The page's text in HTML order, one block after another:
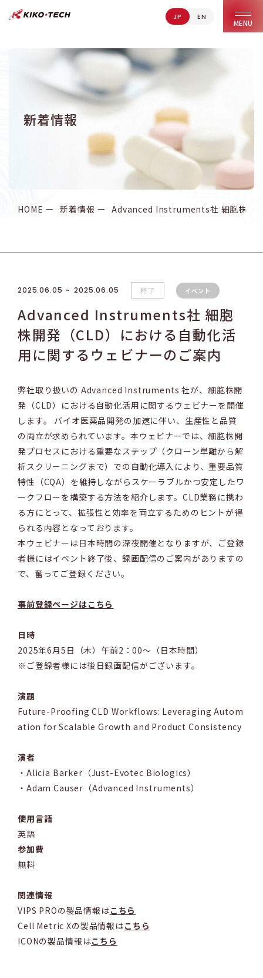
キコーテック株式会社 | ライフサイエンス研究への貢献
JP EN
MENU
新着情報
HOME 新着情報 Advanced Instruments社 細胞株開発
2025.06.05 2025.06.05 終了 イベント
Advanced Instruments社 細胞
株開発（CLD）における自動化活
用に関するウェビナーのご案内
弊社取り扱いの Advanced Instruments 社が、細胞株開
発（CLD）における自動化活用に関するウェビナーを開催
します。
バイオ医薬品開発の加速に伴い、生産性と品質
の両立が求められています。本ウェビナーでは、細胞株開
発プロセスにおける重要なステップ（クローン単離から解
析スクリーニングまで）での自動化導入により、重要品質
特性（CQA）を維持しながらスケーラブルかつ安定したワ
ークフローを構築する方法を紹介します。 CLD業務に携わ
る方にとって、拡張性と効率を両立するためのヒントが得
られる内容となっております。
本ウェビナーは日本時間の深夜開催となりますが、ご登録
者様にはイベント終了後、録画配信のご案内がありますの
で、奮ってご登録ください。
事前登録ページはこちら
日時
2025年6月5日（木）午前2：00～（日本時間）
※ご登録者様には後日録画配信がございます。
演題
Future-Proofing CLD Workflows: Leveraging Autom
ation for Scalable Growth and Product Consistency
演者
・Alicia Barker（Just-Evotec Biologics）
・Adam Causer（Advanced Instruments）
使用言語
英語
参加費
無料
関連情報
VIPS PROの製品情報はこちら
Cell Metric Xの製品情報はこちら
ICONの製品情報はこちら